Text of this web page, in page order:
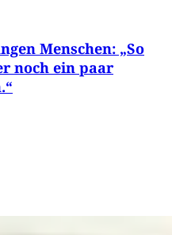
Menschen: „So
noch ein paar